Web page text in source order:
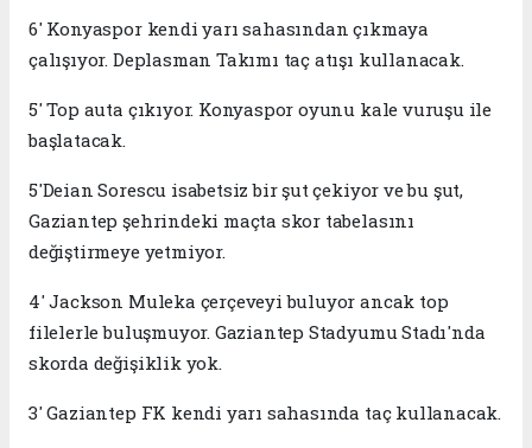
6' Konyaspor kendi yarı sahasından çıkmaya
çalışıyor. Deplasman Takımı taç atışı kullanacak.
5' Top auta çıkıyor. Konyaspor oyunu kale vuruşu ile
başlatacak.
5'Deian Sorescu isabetsiz bir şut çekiyor ve bu şut,
Gaziantep şehrindeki maçta skor tabelasını
değiştirmeye yetmiyor.
4' Jackson Muleka çerçeveyi buluyor ancak top
filelerle buluşmuyor. Gaziantep Stadyumu Stadı'nda
skorda değişiklik yok.
3' Gaziantep FK kendi yarı sahasında taç kullanacak.